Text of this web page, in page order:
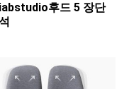
후드 5 장단